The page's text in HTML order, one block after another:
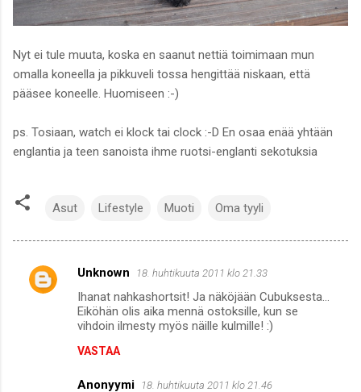
Nyt ei tule muuta, koska en saanut nettiä toimimaan mun
omalla koneella ja pikkuveli tossa hengittää niskaan, että
pääsee koneelle. Huomiseen :-)
ps. Tosiaan, watch ei klock tai clock :-D En osaa enää yhtään
englantia ja teen sanoista ihme ruotsi-englanti sekotuksia
Asut Lifestyle Muoti Oma tyyli
K
Unknown 18. huhtikuuta 2011 klo 21.33
Ihanat nahkashortsit! Ja näköjään Cubuksesta...
Eiköhän olis aika mennä ostoksille, kun se
vihdoin ilmesty myös näille kulmille! :)
VASTAA
Anonyymi 18. huhtikuuta 2011 klo 21.46